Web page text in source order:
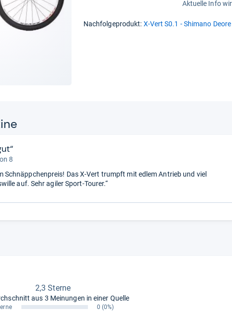
Aktuelle Info
Nachfolgeprodukt: X-Vert S0.1 - Shimano
8
Schnäppchenpreis! Das X-Vert trumpft mit edlem Antrieb und viel
auf. Sehr agiler Sport-Tourer.“
2,3 Sterne
aus 3 Meinungen in einer Quelle
0 (0%)